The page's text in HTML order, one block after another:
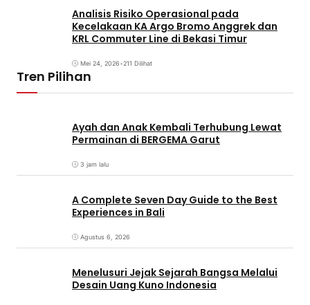
Analisis Risiko Operasional pada
Kecelakaan KA Argo Bromo Anggrek dan
KRL Commuter Line di Bekasi Timur
Mei 24, 2026•211 Dilihat
Tren Pilihan
Ayah dan Anak Kembali Terhubung Lewat
Permainan di BERGEMA Garut
3 jam lalu
A Complete Seven Day Guide to the Best
Experiences in Bali
Agustus 6, 2026
Menelusuri Jejak Sejarah Bangsa Melalui
Desain Uang Kuno Indonesia